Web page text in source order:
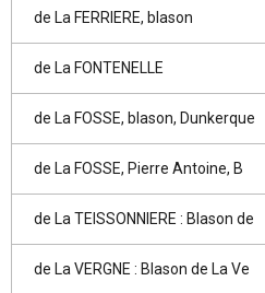
de La FERRIERE, blason
de La FONTENELLE
de La FOSSE, blason, Dunkerque
de La FOSSE, Pierre Antoine, B
de La TEISSONNIERE : Blason de
de La VERGNE : Blason de La Ve